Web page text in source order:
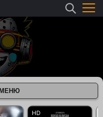
МЕНЮ